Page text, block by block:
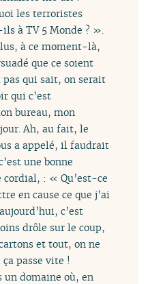
les terroristes
à TV 5 Monde ? ».
à ce moment-là,
que ce soient
pas qui sait, on serait
qui c’est
bureau, mon
Ah, au fait, le
a appelé, il faudrait
une bonne
cordial, : « Qu’est-ce
en cause ce que j’ai
c’est
drôle sur le coup,
et tout, on ne
passe vite !
un domaine où, en